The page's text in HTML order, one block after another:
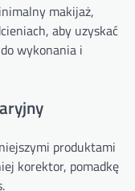
makijaż,
aby uzyskać
wykonania i
produktami
korektor, pomadkę